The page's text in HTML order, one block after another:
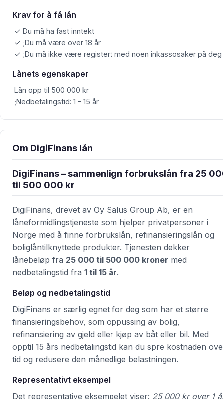
Krav for å få lån
✓ Du må ha fast inntekt
✓ ;Du må være over 18 år
✓ ;Du må ikke være registert med noen inkassosaker på deg
Lånets egenskaper
Lån opp til 500 000 kr
;Nedbetalingstid: 1 – 15 år
Om DigiFinans lån
DigiFinans – sammenlign forbrukslån fra 25
til 500 000 kr
DigiFinans, drevet av Oy Salus Group Ab, er en
låneformidlingstjeneste som hjelper privatpersoner i
Norge med å finne forbrukslån, refinansieringslån og
boliglåntilknyttede produkter. Tjenesten dekker
lånebeløp fra 25 000 til 500 000 kroner med
nedbetalingstid fra 1 til 15 år.
Beløp og nedbetalingstid
DigiFinans er særlig egnet for deg som har et større
finansieringsbehov, som oppussing av bolig,
refinansiering av gjeld eller kjøp av båt eller bil. Med
opptil 15 års nedbetalingstid kan du spre kostnaden
tid og redusere den månedlige belastningen.
Representativt eksempel
Det representative eksempelet viser: 25 000 kr over 1